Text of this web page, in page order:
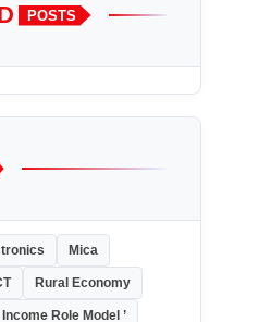
POSTS
Mica
Rural Economy
Role Model ’